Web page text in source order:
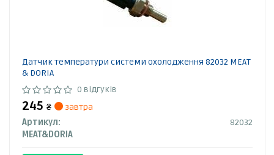
Датчик температури системи охолодження 82032 MEAT
& DORIA
0 відгуків
245 ₴
завтра
Артикул:
82032
MEAT&DORIA